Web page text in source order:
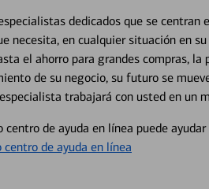
dedicados que se centran
necesita, en cualquier situación en
el ahorro para grandes compras,
de su negocio, su futuro se
trabajará con usted en un
centro de ayuda en línea puede
de ayuda en línea